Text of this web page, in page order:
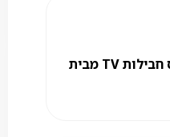
+ STING | סטינג טיוי פלוס חבילות TV מבית